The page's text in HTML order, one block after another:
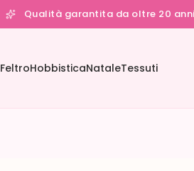
Qualità garantita da oltre 20 anni
FeltroHobbisticaNataleTessuti